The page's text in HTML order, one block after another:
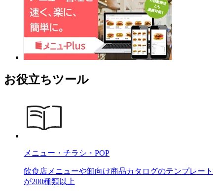
お役立ちツール
メニュー・チラシ・POP
飲食店メニューや卸向け商品カタログのテンプレート
が200種類以上